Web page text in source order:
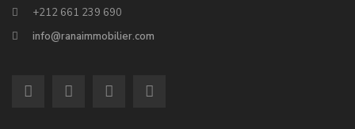
+212 661 239 690
info@ranaimmobilier.com